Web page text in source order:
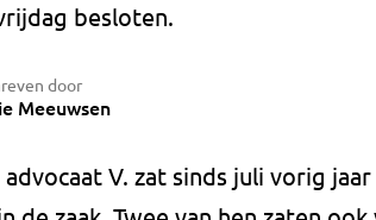
besloten.
door
Meeuwsen
V. zat sinds juli vorig